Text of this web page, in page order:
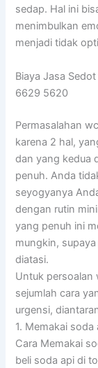
sedap. Hal ini
menimbulkan
menjadi tidak
Biaya Jasa
6629 5620
Permasalahan
karena 2 hal,
dan yang kedua
penuh. Anda
seyogyanya
dengan rutin
yang penuh ini
mungkin,
diatasi.
Untuk persoalan
sejumlah cara
urgensi,
1. Memakai soda
Cara Memakai
beli soda api di